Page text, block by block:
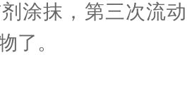
涂抹，第三次流
了。